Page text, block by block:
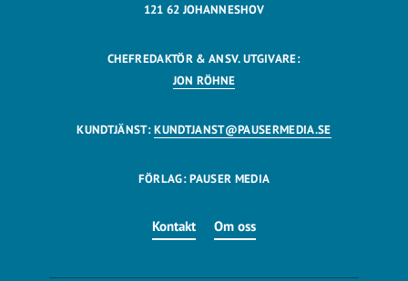
121 62 JOHANNESHOV
CHEFREDAKTÖR & ANSV. UTGIVARE:
JON RÖHNE
KUNDTJÄNST:KUNDTJANST@PAUSERMEDIA.SE
FÖRLAG: PAUSER MEDIA
Kontakt Om oss